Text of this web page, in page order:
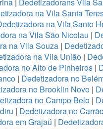
na Vila Santa
na Vila Santo
na Vila São Nicolau |
na Vila Souza |
na Vila União|
no Alto de Pinheiros|
| Dedetizadora no
no Brooklin Novo|
no Campo Belo |
| Dedetizadora no
em Grajaú |